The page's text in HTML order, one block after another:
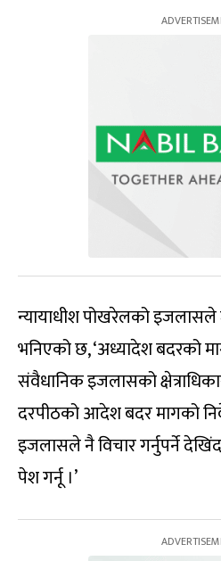
न्यायाधीश पोखरेलको
भनिएको छ, ‘अध्यादेश बदरको
संवैधानिक इजलासको
दरपीठको आदेश बदर मागको
इजलासले नै विचार गर्नुपर्ने
पेश गर्नू ।’